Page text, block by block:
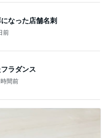
なった店舗名刺
前
ラダンス
間前